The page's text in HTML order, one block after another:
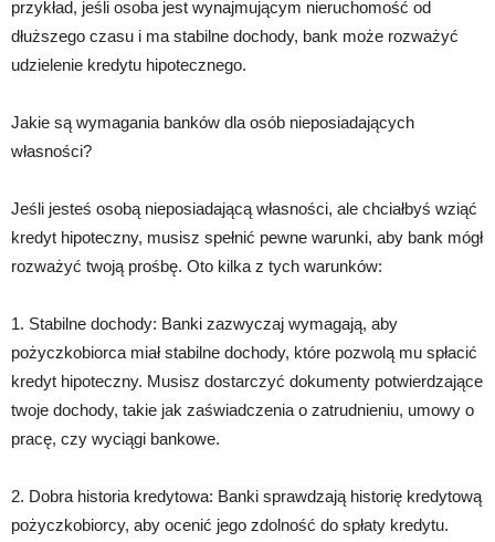
przykład, jeśli osoba jest wynajmującym nieruchomość od
dłuższego czasu i ma stabilne dochody, bank może rozważyć
udzielenie kredytu hipotecznego.
Jakie są wymagania banków dla osób nieposiadających
własności?
Jeśli jesteś osobą nieposiadającą własności, ale chciałbyś wziąć
kredyt hipoteczny, musisz spełnić pewne warunki, aby bank mógł
rozważyć twoją prośbę. Oto kilka z tych warunków:
1. Stabilne dochody: Banki zazwyczaj wymagają, aby
pożyczkobiorca miał stabilne dochody, które pozwolą mu spłacić
kredyt hipoteczny. Musisz dostarczyć dokumenty potwierdzające
twoje dochody, takie jak zaświadczenia o zatrudnieniu, umowy o
pracę, czy wyciągi bankowe.
2. Dobra historia kredytowa: Banki sprawdzają historię kredytową
pożyczkobiorcy, aby ocenić jego zdolność do spłaty kredytu.